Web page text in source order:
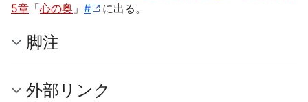
5章 「心の奥 」 # に出る。
脚注
外部リンク